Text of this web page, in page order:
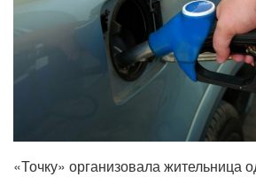
«Точку» организовала жительница